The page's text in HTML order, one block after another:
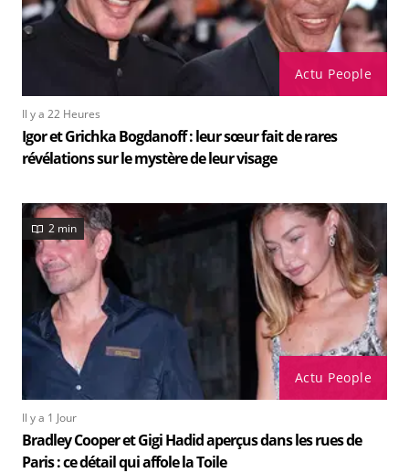
Actu People
Il y a 22 Heures
Igor et Grichka Bogdanoff : leur sœur fait de rares
révélations sur le mystère de leur visage
Actu People
2 min
Il y a 1 Jour
Bradley Cooper et Gigi Hadid aperçus dans les rues de
Paris : ce détail qui affole la Toile